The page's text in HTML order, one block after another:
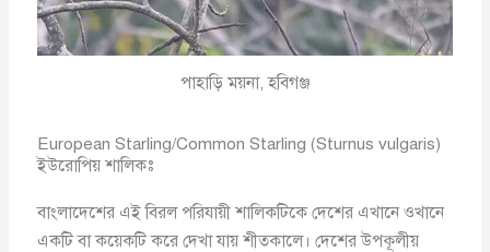
পাহাড়ি ময়না, হবিগঞ্জ
European Starling/Common Starling (Sturnus vulgaris)
ইউরোপিয় শালিকঃ
বাংলাদেশের এই বিরল পরিযায়ী শালিকটিকে দেশের এখানে ওখানে
একটি বা কয়েকটি করে দেখা যায় শীতকালে। দেশের উপকূলীয়